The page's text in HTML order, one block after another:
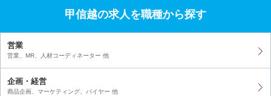
甲信越の求人を職種から探す
営業
営業、MR、人材コーディネーター 他
企画・経営
商品企画、マーケティング、バイヤー 他